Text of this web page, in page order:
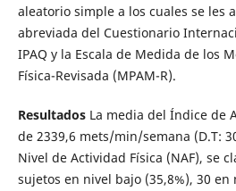
aleatorio simple a los cuales se les
abreviada del Cuestionario
IPAQ y la Escala de Medida de los
Física-Revisada (MPAM-R).
Resultados La media del Índice de
de 2339,6 mets/min/semana (D.T:
Nivel de Actividad Física (NAF), se
sujetos en nivel bajo (35,8%), 30 en